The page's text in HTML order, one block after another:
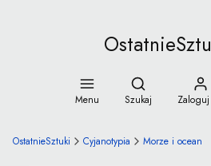
Menu
Otwórz
Szukaj
OstatnieSztuki Cyjanotypia Morze i ocean